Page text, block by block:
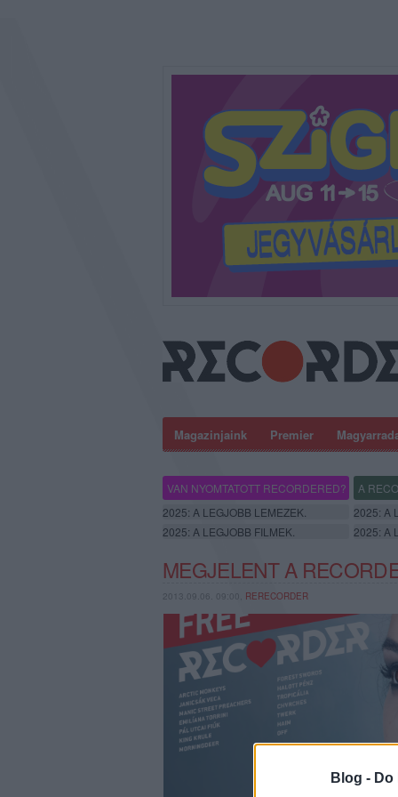
Blog -
Magazinjaink Premier
VAN NYOMTATOTT RECORDERED? A
2025: A LEGJOBB LEMEZEK.
2025: A
2025: A LEGJOBB FILMEK.
2025: A
MEGJELENT A
2013.09.06. 09:00, RERECORDER